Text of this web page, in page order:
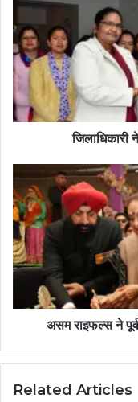
जिलाधिकारी
असम राइफल्स ने
Related Articles